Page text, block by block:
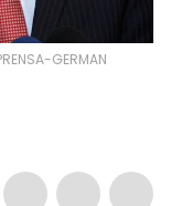
GERMAN